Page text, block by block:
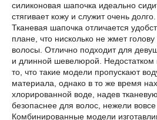
силиконовая шапочка идеально
стягивает кожу и служит очень долго.
Тканевая шапочка отличается
плане, что нисколько не жмет
волосы. Отлично подходит для
и длинной шевелюрой. Недостатком
то, что такие модели пропускают
материала, однако в то же время
хлорированной воде, надев
безопаснее для волос, нежели вовсе
Комбинированные модели